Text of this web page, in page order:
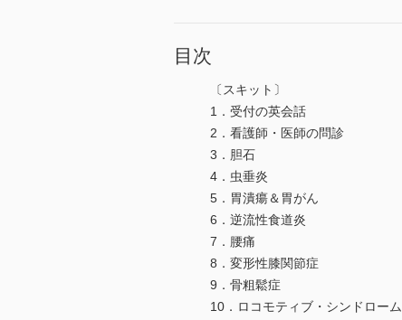
目次
〔スキット〕
1．受付の英会話
2．看護師・医師の問診
3．胆石
4．虫垂炎
5．胃潰瘍＆胃がん
6．逆流性食道炎
7．腰痛
8．変形性膝関節症
9．骨粗鬆症
10．ロコモティブ・シンドローム